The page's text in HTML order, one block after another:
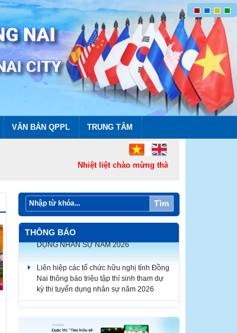
VĂN BẢN QPPL TRUNG TÂM
Nhiệt liệt chào mừng thành lập Thành phố
Tìm
THÔNG BÁO
Liên hiệp các tổ chức hữu nghị tỉnh Đồng
kỳ thi tuyển dụng nhân sự năm 2026
Liên hiệp các tổ chức hữu nghị tỉnh Đồng
Nai thông báo tuyển dụng nhân sự năm
2026